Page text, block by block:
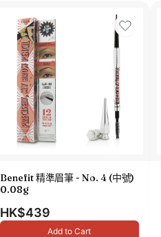
Benefit 精準眉筆 - No. 4 (中號)
0.08g
HK$439
Add to Cart